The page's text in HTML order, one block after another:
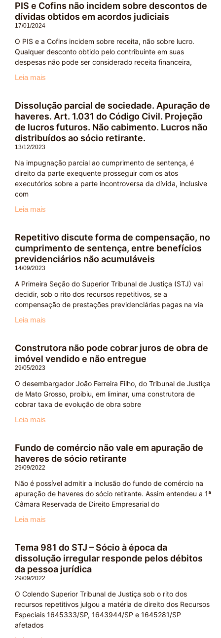
PIS e Cofins não incidem sobre descontos de
dívidas obtidos em acordos judiciais
17/01/2024
O PIS e a Cofins incidem sobre receita, não sobre lucro.
Qualquer desconto obtido pelo contribuinte em suas
despesas não pode ser considerado receita financeira,
Leia mais
Dissolução parcial de sociedade. Apuração de
haveres. Art. 1.031 do Código Civil. Projeção
de lucros futuros. Não cabimento. Lucros não
distribuídos ao sócio retirante.
13/12/2023
Na impugnação parcial ao cumprimento de sentença, é
direito da parte exequente prosseguir com os atos
executórios sobre a parte incontroversa da dívida, inclusive
com
Leia mais
Repetitivo discute forma de compensação, no
cumprimento de sentença, entre benefícios
previdenciários não acumuláveis
14/09/2023
A Primeira Seção do Superior Tribunal de Justiça (STJ) vai
decidir, sob o rito dos recursos repetitivos, se a
compensação de prestações previdenciárias pagas na via
Leia mais
Construtora não pode cobrar juros de obra de
imóvel vendido e não entregue
29/05/2023
O desembargador João Ferreira Filho, do Tribunal de Justiça
de Mato Grosso, proibiu, em liminar, uma construtora de
cobrar taxa de evolução de obra sobre
Leia mais
Fundo de comércio não vale em apuração de
haveres de sócio retirante
29/09/2022
Não é possível admitir a inclusão do fundo de comércio na
apuração de haveres do sócio retirante. Assim entendeu a 1ª
Câmara Reservada de Direito Empresarial do
Leia mais
Tema 981 do STJ – Sócio à época da
dissolução irregular responde pelos débitos
da pessoa jurídica
29/09/2022
O Colendo Superior Tribunal de Justiça sob o rito dos
recursos repetitivos julgou a matéria de direito dos Recursos
Especiais 1645333/SP, 1643944/SP e 1645281/SP
afetados